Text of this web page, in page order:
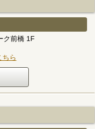
ク前橋 1F
ちら